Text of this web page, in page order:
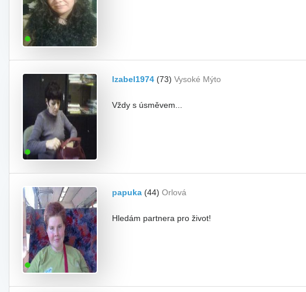
Izabel1974 (73) Vysoké Mýto
Vždy s úsměvem...
papuka (44) Orlová
Hledám partnera pro život!